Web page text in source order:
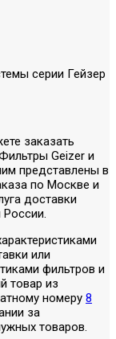
серии Гейзер
заказать
Geizer и
представлены в
по Москве и
доставки
или
фильтров и
товар из
номеру 8
за
товаров.